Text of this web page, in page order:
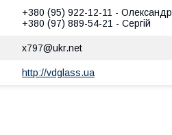
+380 (95) 922-12-11
Олександр
+380 (97) 889-54-21
Сергій
x797@ukr.net
http://vdglass.ua